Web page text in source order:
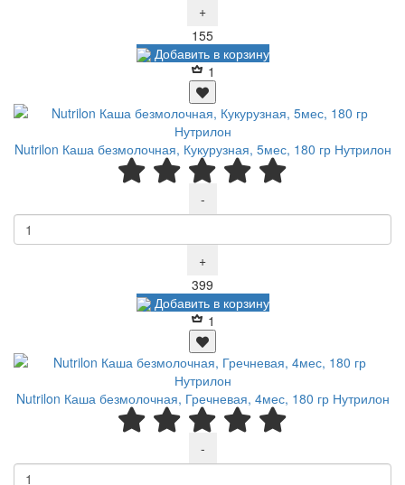
+
155Р
Добавить в корзину
1
Nutrilon Каша безмолочная, Кукурузная, 5мес, 180 гр Нутрилон
-
+
399
Добавить в корзину
1
Nutrilon Каша безмолочная, Гречневая, 4мес, 180 гр Нутрилон
-